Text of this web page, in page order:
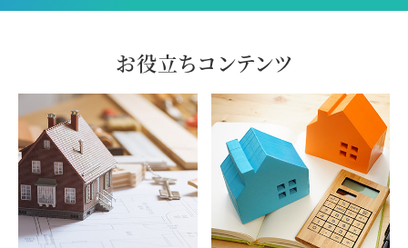
お役立ちコンテンツ